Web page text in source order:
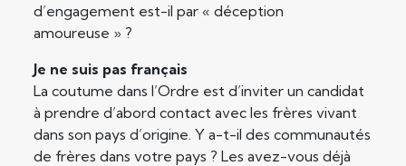
d’engagement est-il par « déception
amoureuse » ?
Je ne suis pas français
La coutume dans l’Ordre est d’inviter un candidat
à prendre d’abord contact avec les frères vivant
dans son pays d’origine. Y a-t-il des communautés
de frères dans votre pays ? Les avez-vous déjà